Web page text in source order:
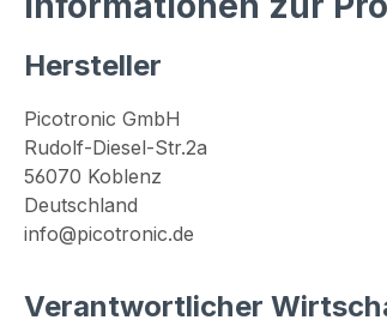
Hersteller
Picotronic GmbH
Rudolf-Diesel-Str.2a
56070 Koblenz
Deutschland
info@picotronic.de
Verantwortlicher